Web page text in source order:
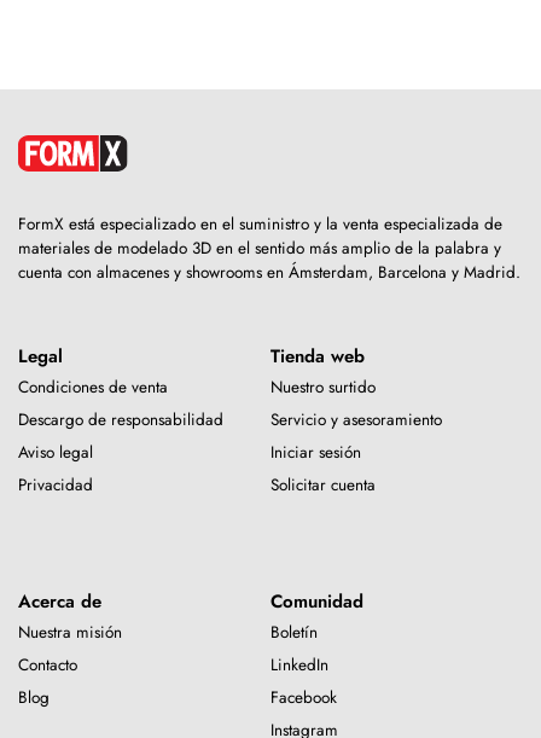
FormX está especializado en el suministro y la venta especializada de
materiales de modelado 3D en el sentido más amplio de la palabra y
cuenta con almacenes y showrooms en Ámsterdam, Barcelona y Madrid.
Legal
Condiciones de venta
Descargo de responsabilidad
Aviso legal
Privacidad
Tienda web
Nuestro surtido
Servicio y asesoramiento
Iniciar sesión
Solicitar cuenta
Acerca de
Nuestra misión
Contacto
Blog
Comunidad
Boletín
LinkedIn
Facebook
Instagram